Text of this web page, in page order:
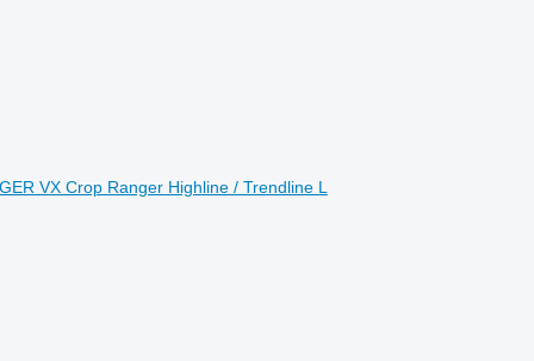
VX Crop Ranger Highline / Trendline L